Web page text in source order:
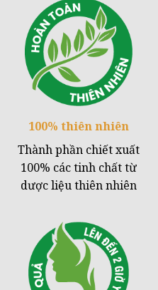
100% thiên nhiên
Thành phần chiết xuất
100% các tinh chất từ
dược liệu thiên nhiên